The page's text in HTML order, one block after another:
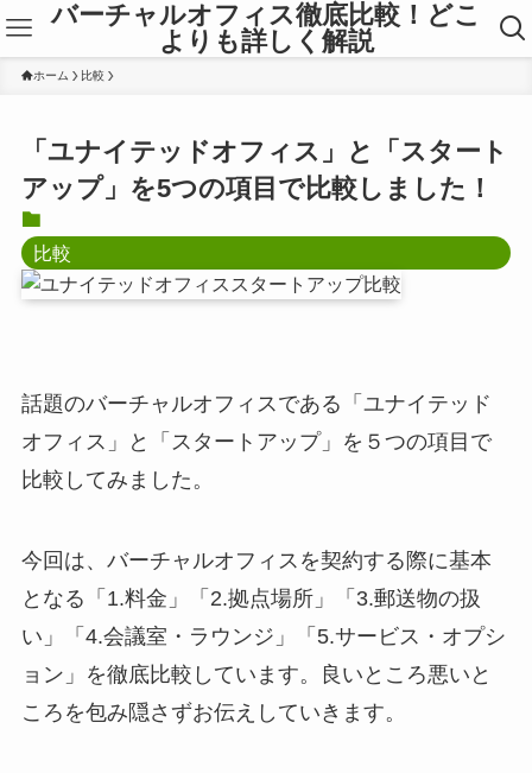
バーチャルオフィス徹底比較！どこ
よりも詳しく解説
ホーム 比較
「ユナイテッドオフィス」と「スタート
アップ」を5つの項目で比較しました！
比較
話題のバーチャルオフィスである「ユナイテッド
オフィス」と「スタートアップ」を５つの項目で
比較してみました。
今回は、バーチャルオフィスを契約する際に基本
となる「1.料金」「2.拠点場所」「3.郵送物の扱
い」「4.会議室・ラウンジ」「5.サービス・オプシ
ョン」を徹底比較しています。良いところ悪いと
ころを包み隠さずお伝えしていきます。